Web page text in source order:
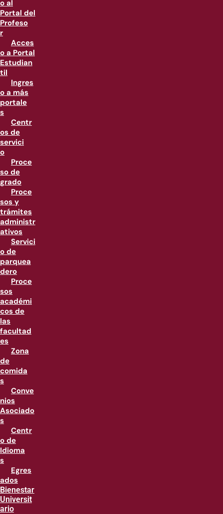
o al
Portal del
Profeso
r
Acces
o a Portal
Estudian
til
Ingres
o a más
portale
s
Centr
os de
servici
o
Proce
so de
grado
Proce
sos y
trámites
administr
ativos
Servici
o de
parquea
dero
Proce
sos
académi
cos de
las
facultad
es
Zona
de
comida
s
Conve
nios
Asociado
s
Centr
o de
Idioma
s
Egres
ados
Bienestar
Universit
ario